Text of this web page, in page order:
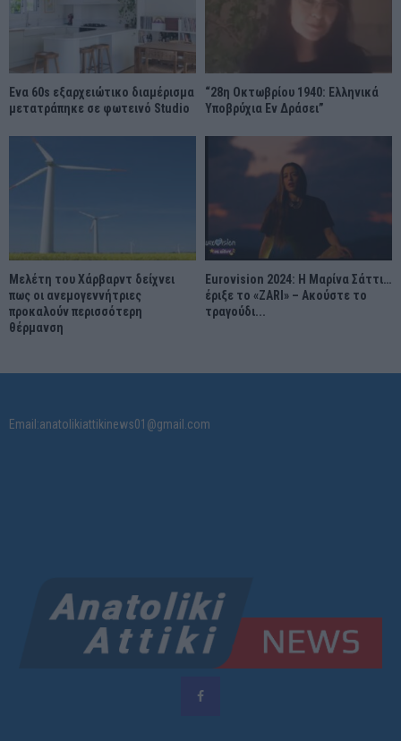
Ένα 60s εξαρχειώτικο διαμέρισμα
μετατράπηκε σε φωτεινό Studio
“28η Οκτωβρίου 1940: Ελληνικά
Υποβρύχια Εν Δράσει”
Μελέτη του Χάρβαρντ δείχνει
πως οι ανεμογεννήτριες
προκαλούν περισσότερη
θέρμανση
Eurovision 2024: Η Μαρίνα Σάττι…
έριξε το «ZARI» – Ακούστε το
τραγούδι...
Email:anatolikiattikinews01@gmail.com